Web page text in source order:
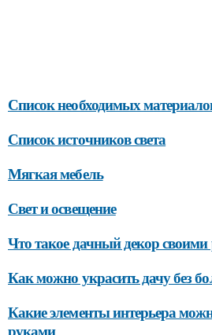
Список необходимых
Список источников света
Мягкая мебель
Свет и освещение
Что такое дачный декор
Как можно украсить дачу без
Какие элементы интерьера
руками